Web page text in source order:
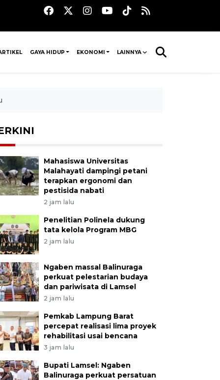
GAYA HIDUP EKONOMI LAINNYA
Mahasiswa Universitas
Malahayati dampingi petani
terapkan ergonomi dan
pestisida nabati
2 jam lalu
Penelitian Polinela dukung
tata kelola Program MBG
2 jam lalu
Ngaben massal Balinuraga
perkuat pelestarian budaya
dan pariwisata di Lamsel
2 jam lalu
Pemkab Lampung Barat
percepat realisasi lima proyek
rehabilitasi usai bencana
3 jam lalu
Bupati Lamsel: Ngaben
Balinuraga perkuat persatuan